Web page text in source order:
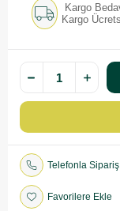
Kargo
Kargo
Telefonla Sipariş
Favorilere Ekle